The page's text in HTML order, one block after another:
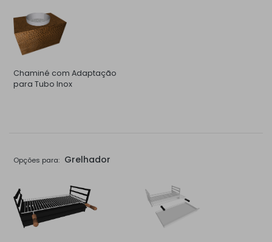
Chaminé com Adaptação
para Tubo Inox
Opções para: Grelhador